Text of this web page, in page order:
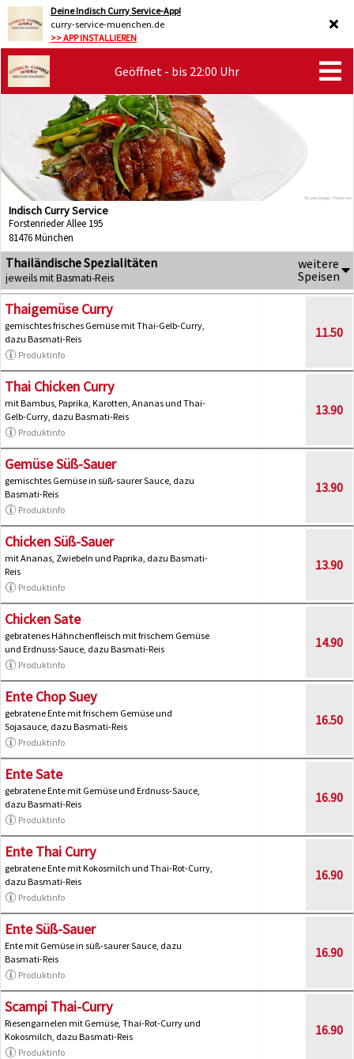
Deine Indisch Curry Service-App!
curry-service-muenchen.de
>> APP INSTALLIEREN
Geöffnet - bis 22:00 Uhr
Indisch Curry Service
Forstenrieder Allee 195
81476 München
Thailändische Spezialitäten
jeweils mit Basmati-Reis
weitere
Speisen
Thaigemüse Curry
gemischtes frisches Gemüse mit Thai-Gelb-Curry,
dazu Basmati-Reis
Produktinfo
11.50
Thai Chicken Curry
mit Bambus, Paprika, Karotten, Ananas und Thai-
Gelb-Curry, dazu Basmati-Reis
Produktinfo
13.90
Gemüse Süß-Sauer
gemischtes Gemüse in süß-saurer Sauce, dazu
Basmati-Reis
Produktinfo
13.90
Chicken Süß-Sauer
mit Ananas, Zwiebeln und Paprika, dazu Basmati-
Reis
Produktinfo
13.90
Chicken Sate
gebratenes Hähnchenfleisch mit frischem Gemüse
und Erdnuss-Sauce, dazu Basmati-Reis
Produktinfo
14.90
Ente Chop Suey
gebratene Ente mit frischem Gemüse und
Sojasauce, dazu Basmati-Reis
Produktinfo
16.50
Ente Sate
gebratene Ente mit Gemüse und Erdnuss-Sauce,
dazu Basmati-Reis
Produktinfo
16.90
Ente Thai Curry
gebratene Ente mit Kokosmilch und Thai-Rot-Curry,
dazu Basmati-Reis
Produktinfo
16.90
Ente Süß-Sauer
Ente mit Gemüse in süß-saurer Sauce, dazu
Basmati-Reis
Produktinfo
16.90
Scampi Thai-Curry
Riesengarnelen mit Gemüse, Thai-Rot-Curry und
Kokosmilch, dazu Basmati-Reis
Produktinfo
16.90